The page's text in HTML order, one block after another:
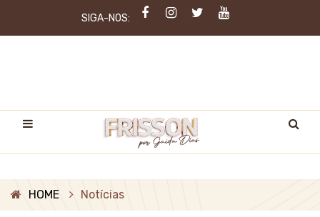
SIGA-NOS:
HOME Notícias